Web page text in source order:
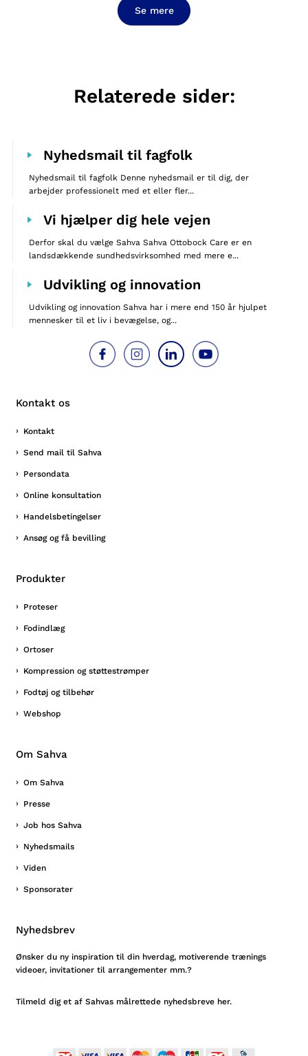
Se mere
Relaterede sider:
Nyhedsmail til fagfolk
Nyhedsmail til fagfolk Denne nyhedsmail er til dig, der
arbejder professionelt med et eller fler...
Vi hjælper dig hele vejen
Derfor skal du vælge Sahva Sahva Ottobock Care er en
landsdækkende sundhedsvirksomhed med mere e...
Udvikling og innovation
Udvikling og innovation Sahva har i mere end 150 år hjulpet
mennesker til et liv i bevægelse, og...
Kontakt os
Kontakt
Send mail til Sahva
Persondata
Online konsultation
Handelsbetingelser
Ansøg og få bevilling
Produkter
Proteser
Fodindlæg
Ortoser
Kompression og støttestrømper
Fodtøj og tilbehør
Webshop
Om Sahva
Om Sahva
Presse
Job hos Sahva
Nyhedsmails
Viden
Sponsorater
Nyhedsbrev
Ønsker du ny inspiration til din hverdag, motiverende trænings
videoer, invitationer til arrangementer mm.?
Tilmeld dig et af Sahvas målrettede nyhedsbreve her.